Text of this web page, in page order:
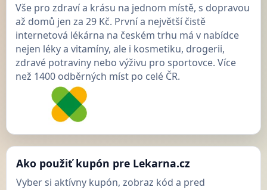
Vše pro zdraví a krásu na jednom místě, s dopravou
až domů jen za 29 Kč. První a největší čistě
internetová lékárna na českém trhu má v nabídce
nejen léky a vitamíny, ale i kosmetiku, drogerii,
zdravé potraviny nebo výživu pro sportovce. Více
než 1400 odběrných míst po celé ČR.
Ako použiť kupón pre Lekarna.cz
Vyber si aktívny kupón, zobraz kód a pred